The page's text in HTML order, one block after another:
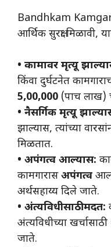
Bandhkam Kamgar
आर्थिक सुरक्षा मिळावी,
• कामावर मृत्यू
किंवा दुर्घटनेत
5,00,000 (पाच लाख)
• नैसर्गिक मृत्यू
झाल्यास, त्यांच्या
मिळतात.
• अपंगत्व आल्यास:
कामगारासअपंगत्व
अर्थसहाय्य दिले जाते.
• अंत्यविधीसाठी मदत:
अंत्यविधीच्या खर्चासाठी
जाते.